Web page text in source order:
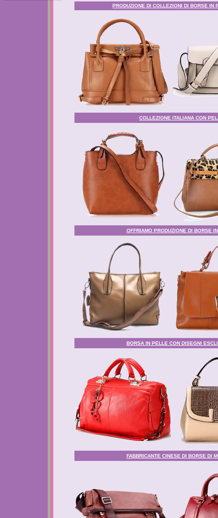
PRODUZIONE DI COLLEZIONI DI BORSE IN
COLLEZIONE ITALIANA CON
OFFRIAMO PRODUZIONE DI BORSE
BORSA IN PELLE CON DISEGNI
FABBRICANTE CINESE DI BORSE DI